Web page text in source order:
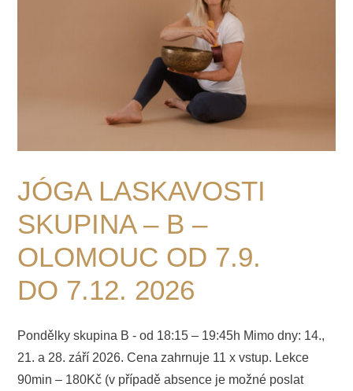
JÓGA LASKAVOSTI
SKUPINA – B –
OLOMOUC OD 7.9.
DO 7.12. 2026
Pondělky skupina B - od 18:15 – 19:45h Mimo dny: 14.,
21. a 28. září 2026. Cena zahrnuje 11 x vstup. Lekce
90min – 180Kč (v případě absence je možné poslat